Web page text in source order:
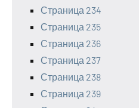
Страница 234
Страница 235
Страница 236
Страница 237
Страница 238
Страница 239